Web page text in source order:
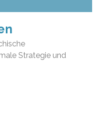
Strategie und